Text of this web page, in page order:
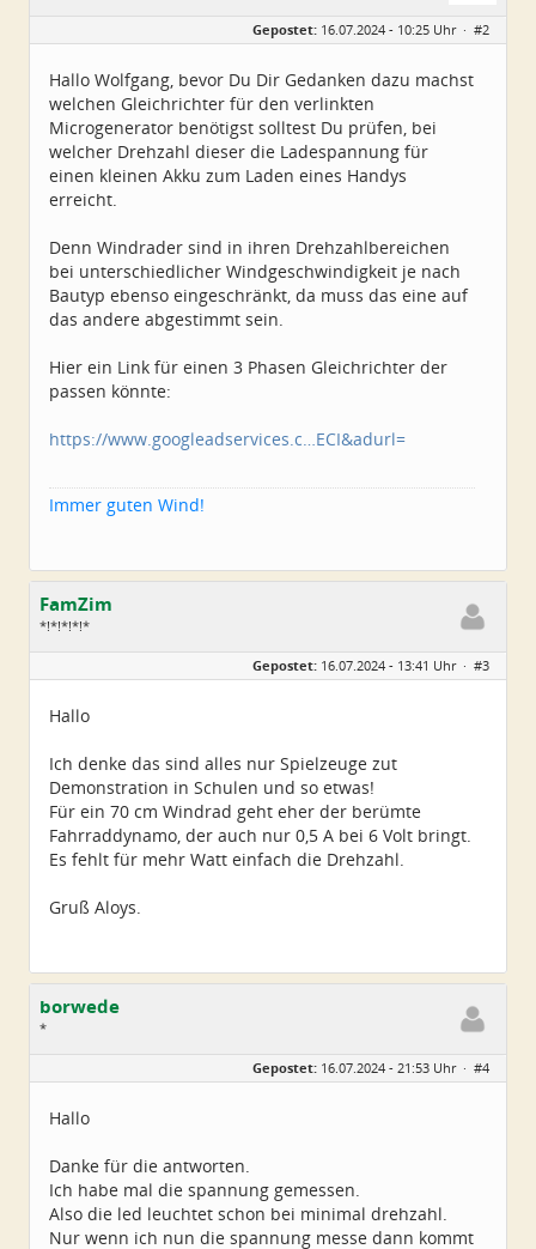
Beiträge:
5224
Gepostet: 16.07.2024 - 10:25 Uhr · #2
Hallo Wolfgang, bevor Du Dir Gedanken dazu machst
welchen Gleichrichter für den verlinkten
Microgenerator benötigst solltest Du prüfen, bei
welcher Drehzahl dieser die Ladespannung für
einen kleinen Akku zum Laden eines Handys
erreicht.
Denn Windrader sind in ihren Drehzahlbereichen
bei unterschiedlicher Windgeschwindigkeit je nach
Bautyp ebenso eingeschränkt, da muss das eine auf
das andere abgestimmt sein.
Hier ein Link für einen 3 Phasen Gleichrichter der
passen könnte:
https://www.googleadservices.c…ECI&adurl=
Immer guten Wind!
FamZim
*!*!*!*!*
Geschlecht:
Beiträge:
2350
Gepostet: 16.07.2024 - 13:41 Uhr · #3
Hallo
Ich denke das sind alles nur Spielzeuge zut
Demonstration in Schulen und so etwas!
Für ein 70 cm Windrad geht eher der berümte
Fahrraddynamo, der auch nur 0,5 A bei 6 Volt bringt.
Es fehlt für mehr Watt einfach die Drehzahl.
Gruß Aloys.
borwede
*
Beiträge:
5
Gepostet: 16.07.2024 - 21:53 Uhr · #4
Hallo
Danke für die antworten.
Ich habe mal die spannung gemessen.
Also die led leuchtet schon bei minimal drehzahl.
Nur wenn ich nun die spannung messe dann kommt